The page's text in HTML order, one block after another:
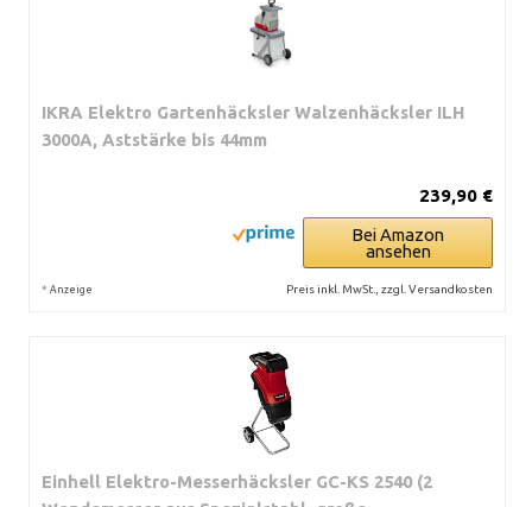
IKRA Elektro Gartenhäcksler Walzenhäcksler ILH
3000A, Aststärke bis 44mm
239,90 €
Bei Amazon
ansehen
* Anzeige Preis inkl. MwSt., zzgl. Versandkosten
Einhell Elektro-Messerhäcksler GC-KS 2540 (2